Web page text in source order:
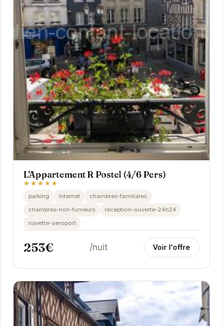
L'Appartement R Postel (4/6 Pers)
★★★★★
parking internet
chambres-familiales
chambres-non-fumeurs
reception-ouverte-24h24
navette-aeroport
253€ /nuit Voir l'offre